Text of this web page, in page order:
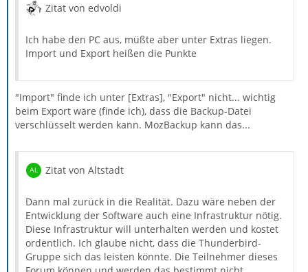
Zitat von edvoldi
Ich habe den PC aus, müßte aber unter Extras liegen.
Import und Export heißen die Punkte
"Import" finde ich unter [Extras], "Export" nicht... wichtig
beim Export wäre (finde ich), dass die Backup-Datei
verschlüsselt werden kann. MozBackup kann das...
Zitat von Altstadt
Dann mal zurück in die Realität. Dazu wäre neben der
Entwicklung der Software auch eine Infrastruktur nötig.
Diese Infrastruktur will unterhalten werden und kostet
ordentlich. Ich glaube nicht, dass die Thunderbird-
Gruppe sich das leisten könnte. Die Teilnehmer dieses